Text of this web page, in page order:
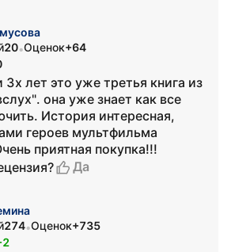
20•Оценок+64
лет это уже третья книга из
она уже знает как все
История интересная,
героев мультфильма
приятная покупка!!!
Да
274•Оценок+735